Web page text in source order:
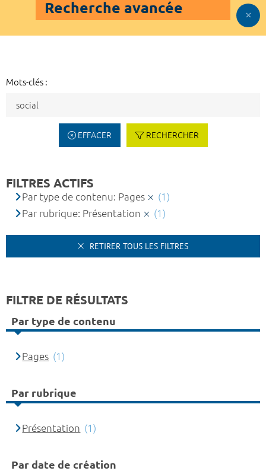
Recherche avancée
Mots-clés :
EFFACER RECHERCHER
FILTRES ACTIFS
Par type de contenu: Pages
(1)
Par rubrique: Présentation
(1)
RETIRER TOUS LES FILTRES
FILTRE DE RÉSULTATS
Par type de contenu
Pages (1)
Par rubrique
Présentation (1)
Par date de création